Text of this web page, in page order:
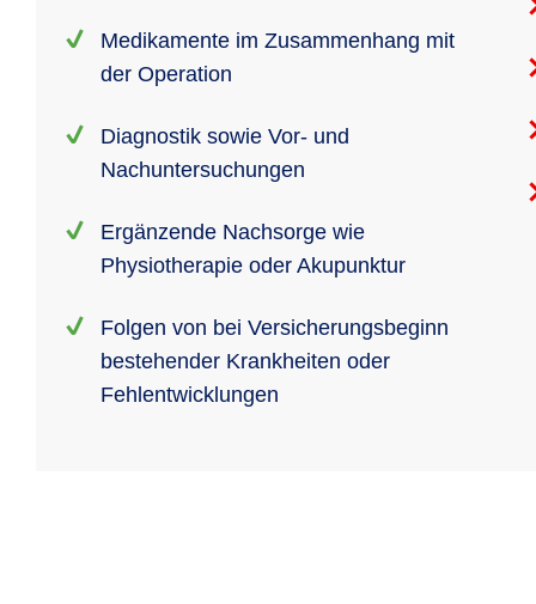
Medikamente im Zusammenhang mit
der Operation
Diagnostik sowie Vor- und
Nachuntersuchungen
Ergänzende Nachsorge wie
Physiotherapie oder Akupunktur
Folgen von bei Versicherungsbeginn
bestehender Krankheiten oder
Fehlentwicklungen